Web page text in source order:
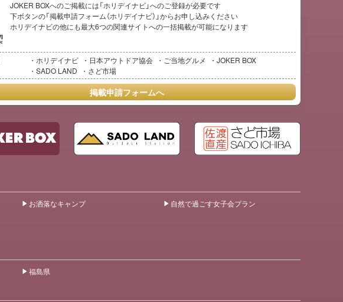
JOKER BOXへのご掲載には「ホリデイナビ」へのご登録が必要です
下ボタンの「掲載申請フォーム（ホリデイナビ）」からお申し込みください
ホリデイナビの他にも最大6つの関連サイトへの一括掲載が可能になります
ホリデイナビ 日本アウトドア協会 ご当地グルメ
JOKER BOX
SADO LAND
さど市場
掲載申請フォームへ
お洒落なキャンプ
自然で過ごす女子会プラン
福島県